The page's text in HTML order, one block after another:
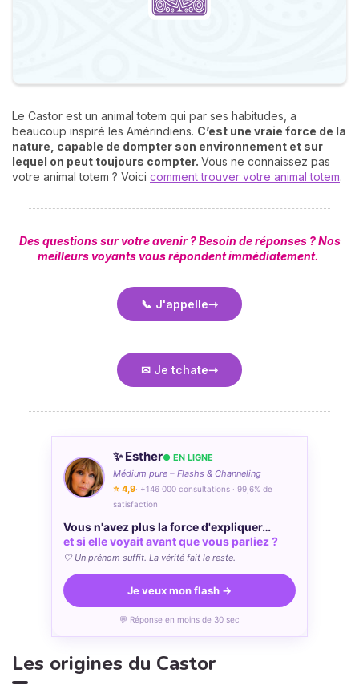
Le Castor est un animal totem qui par ses habitudes, a
beaucoup inspiré les Amérindiens. C’est une vraie force de la
nature, capable de dompter son environnement et sur
lequel on peut toujours compter. Vous ne connaissez pas
votre animal totem ? Voici comment trouver votre animal totem.
Des questions sur votre avenir ? Besoin de réponses ? Nos
meilleurs voyants vous répondent immédiatement.
📞 J'appelle
✉ Je tchate
✨ Esther● EN LIGNE
Médium pure – Flashs & Channeling
⭐ 4,9· +146 000 consultations · 99,6% de
satisfaction
Vous n'avez plus la force d'expliquer…
et si elle voyait avant que vous parliez ?
🤍 Un prénom suffit. La vérité fait le reste.
Je veux mon flash →
💬 Réponse en moins de 30 sec
Les origines du Castor